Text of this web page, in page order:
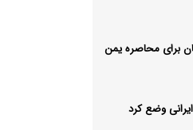
برای محاصره یمن
وضع کرد